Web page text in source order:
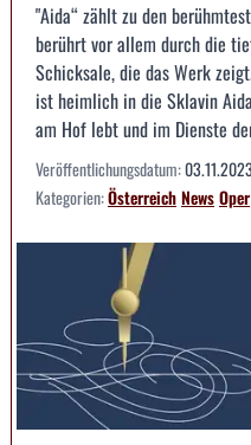
"Aida“ zählt zu den
berührt vor allem durch die
Schicksale, die das Werk
ist heimlich in die Sklavin
am Hof lebt und im Dienste
Veröffentlichungsdatum:03.11.2023
Kategorien:ÖsterreichNewsOper